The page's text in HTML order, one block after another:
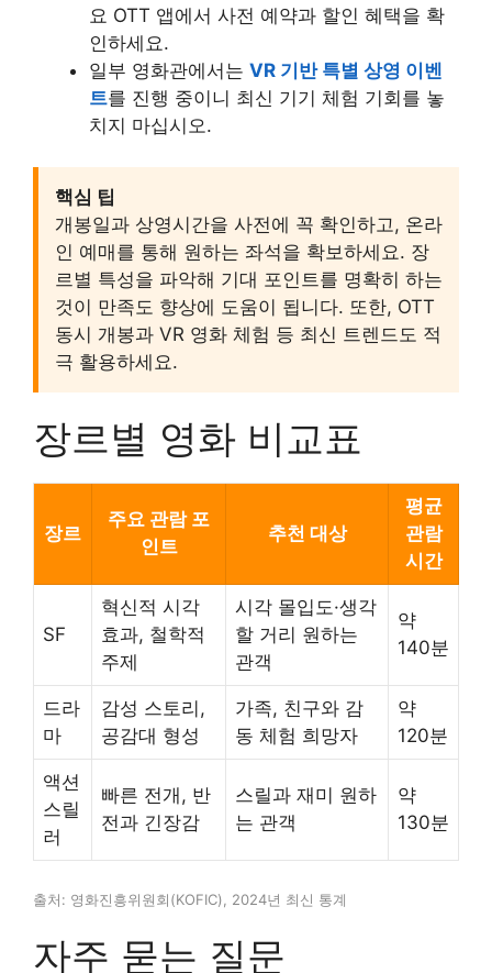
요 OTT 앱에서 사전 예약과 할인 혜택을 확
인하세요.
일부 영화관에서는 VR 기반 특별 상영 이벤
트를 진행 중이니 최신 기기 체험 기회를 놓
치지 마십시오.
핵심 팁
개봉일과 상영시간을 사전에 꼭 확인하고, 온라
인 예매를 통해 원하는 좌석을 확보하세요. 장
르별 특성을 파악해 기대 포인트를 명확히 하는
것이 만족도 향상에 도움이 됩니다. 또한, OTT
동시 개봉과 VR 영화 체험 등 최신 트렌드도 적
극 활용하세요.
장르별 영화 비교표
장르
주요 관람 포
인트
추천 대상
평균
관람
시간
SF
혁신적 시각
효과, 철학적
주제
시각 몰입도·생각
할 거리 원하는
관객
약
140분
드라
마
감성 스토리,
공감대 형성
가족, 친구와 감
동 체험 희망자
약
120분
액션
스릴
러
빠른 전개, 반
전과 긴장감
스릴과 재미 원하
는 관객
약
130분
출처: 영화진흥위원회(KOFIC), 2024년 최신 통계
자주 묻는 질문